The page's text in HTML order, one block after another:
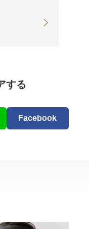
する
Facebook